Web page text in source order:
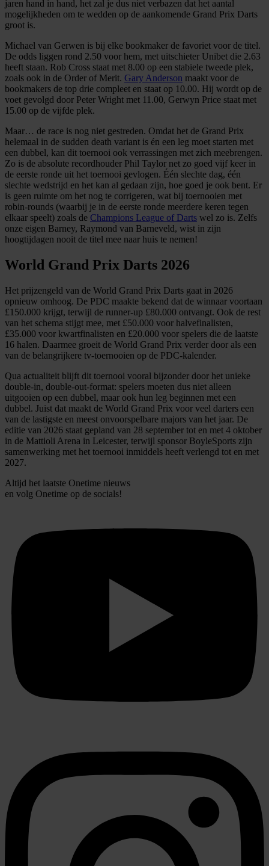
jaren hand in hand, het zal je dus niet verbazen dat het aantal
mogelijkheden om te wedden op de aankomende Grand Prix Darts
groot is.
Michael van Gerwen is bij elke bookmaker de favoriet voor de titel.
De odds liggen rond 2.50 voor hem, met uitschieter Unibet die 2.63
heeft staan. Rob Cross staat met 8.00 op een stabiele tweede plek,
zoals ook in de Order of Merit. Gary Anderson maakt voor de
bookmakers de top drie compleet en staat op 10.00. Hij wordt op de
voet gevolgd door Peter Wright met 11.00, Gerwyn Price staat met
15.00 op de vijfde plek.
Maar… de race is nog niet gestreden. Omdat het de Grand Prix
helemaal in de sudden death variant is én een leg moet starten met
een dubbel, kan dit toernooi ook verrassingen met zich meebrengen.
Zo is de absolute recordhouder Phil Taylor net zo goed vijf keer in
de eerste ronde uit het toernooi gevlogen. Één slechte dag, één
slechte wedstrijd en het kan al gedaan zijn, hoe goed je ook bent. Er
is geen ruimte om het nog te corrigeren, wat bij toernooien met
robin-rounds (waarbij je in de eerste ronde meerdere keren tegen
elkaar speelt) zoals de Champions League of Darts wel zo is. Zelfs
onze eigen Barney, Raymond van Barneveld, wist in zijn
hoogtijdagen nooit de titel mee naar huis te nemen!
World Grand Prix Darts 2026
Het prijzengeld van de World Grand Prix Darts gaat in 2026
opnieuw omhoog. De PDC maakte bekend dat de winnaar voortaan
£150.000 krijgt, terwijl de runner-up £80.000 ontvangt. Ook de rest
van het schema stijgt mee, met £50.000 voor halvefinalisten,
£35.000 voor kwartfinalisten en £20.000 voor spelers die de laatste
16 halen. Daarmee groeit de World Grand Prix verder door als een
van de belangrijkere tv-toernooien op de PDC-kalender.
Qua actualiteit blijft dit toernooi vooral bijzonder door het unieke
double-in, double-out-format: spelers moeten dus niet alleen
uitgooien op een dubbel, maar ook hun leg beginnen met een
dubbel. Juist dat maakt de World Grand Prix voor veel darters een
van de lastigste en meest onvoorspelbare majors van het jaar. De
editie van 2026 staat gepland van 28 september tot en met 4 oktober
in de Mattioli Arena in Leicester, terwijl sponsor BoyleSports zijn
samenwerking met het toernooi inmiddels heeft verlengd tot en met
2027.
Altijd het laatste Onetime nieuws
en volg Onetime op de socials!